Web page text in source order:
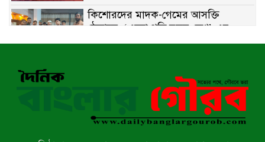
কিশোরদের মাদক-গেমের আসক্তি
ঠেকাতে, ‘এসো গড়ি নতুন দেশ’-এর
ফুটবল বিতরণ
নন্দীগ্রামে সরকারি খাস জমির রাস্তা দখল,
চলাচলে চরম দুর্ভোগ; ইউএনওর হস্তক্ষেপ